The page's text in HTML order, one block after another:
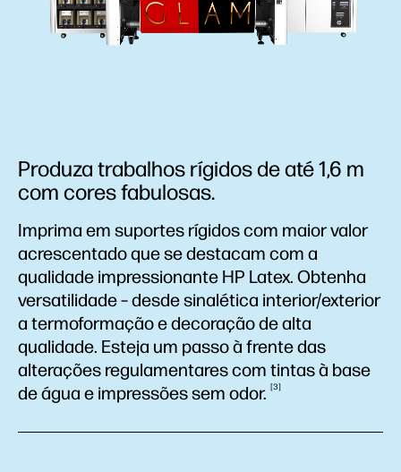
Produza trabalhos rígidos de até 1,6 m
com cores fabulosas.
Imprima em suportes rígidos com maior valor
acrescentado que se destacam com a
qualidade impressionante HP Latex. Obtenha
versatilidade – desde sinalética interior/exterior
a termoformação e decoração de alta
qualidade. Esteja um passo à frente das
alterações regulamentares com tintas à base
de água e impressões sem odor. 3